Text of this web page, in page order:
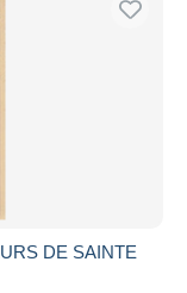
DE SAINTE